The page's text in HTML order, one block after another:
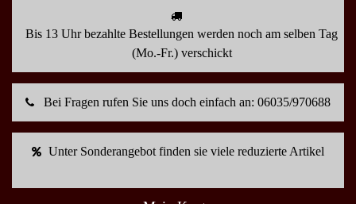
Bis 13 Uhr bezahlte Bestellungen werden noch am selben Tag
(Mo.-Fr.) verschickt
Bei Fragen rufen Sie uns doch einfach an: 06035/970688
Unter Sonderangebot finden sie viele reduzierte Artikel